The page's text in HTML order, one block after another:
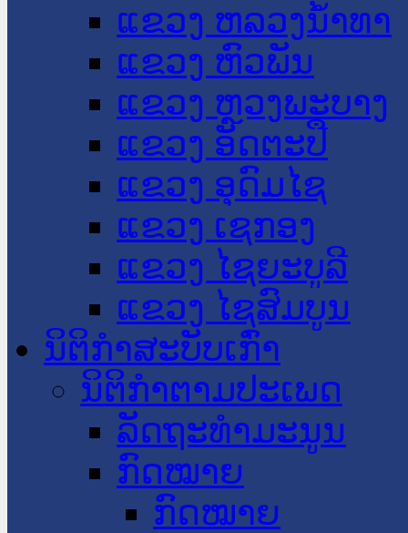
ແຂວງ ຫລວງນໍ້າທາ
ແຂວງ ຫົວພັນ
ແຂວງ ຫຼວງພະບາງ
ແຂວງ ອັດຕະປື
ແຂວງ ອຸດົມໄຊ
ແຂວງ ເຊກອງ
ແຂວງ ໄຊຍະບູລີ
ແຂວງ ໄຊສົມບູນ
ນິຕິກໍາສະບັບເກົ່າ
ນິຕິກຳຕາມປະເພດ
ລັດຖະທໍາມະນູນ
ກົດໝາຍ
ກົດໝາຍ